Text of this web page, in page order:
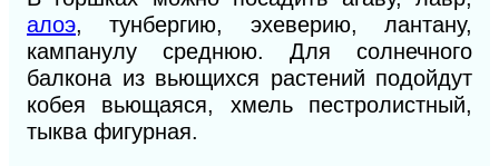
алоэ, тунбергию, эхеверию, лантану,
кампанулу среднюю. Для солнечного
балкона из вьющихся растений подойдут
кобея вьющаяся, хмель пестролистный,
тыква фигурная.